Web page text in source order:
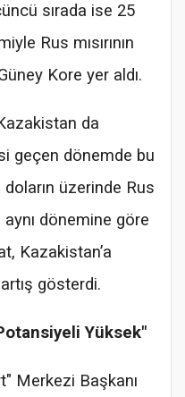
sırada ise 25
Rus mısırının
Kore yer aldı.
da
geçen dönemde bu
üzerinde Rus
aynı dönemine göre
Kazakistan’a
gösterdi.
Yüksek"
Merkezi Başkanı